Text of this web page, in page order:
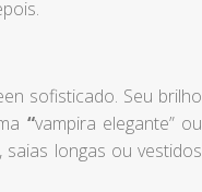
sofisticado. Seu brilho
“vampira elegante” ou
saias longas ou vestidos